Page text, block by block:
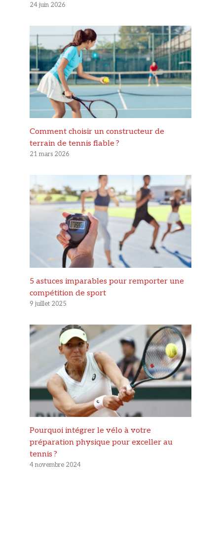
24 juin 2026
Comment choisir un constructeur de
terrain de tennis fiable ?
21 mars 2026
5 astuces imparables pour remporter une
compétition de sport
9 juillet 2025
Pourquoi intégrer le vélo à votre
préparation physique pour exceller au
tennis ?
4 novembre 2024